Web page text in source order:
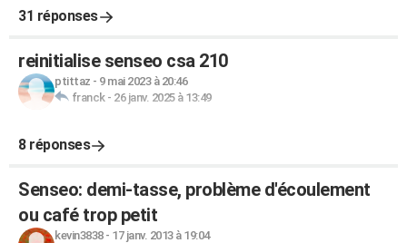
31 réponses
reinitialise senseo csa 210
ptittaz - 9 mai 2023 à 20:46
franck- 26 janv. 2025 à 13:49
8 réponses
Senseo: demi-tasse, problème d'écoulement
ou café trop petit
kevin3838- 17 janv. 2013 à 19:04